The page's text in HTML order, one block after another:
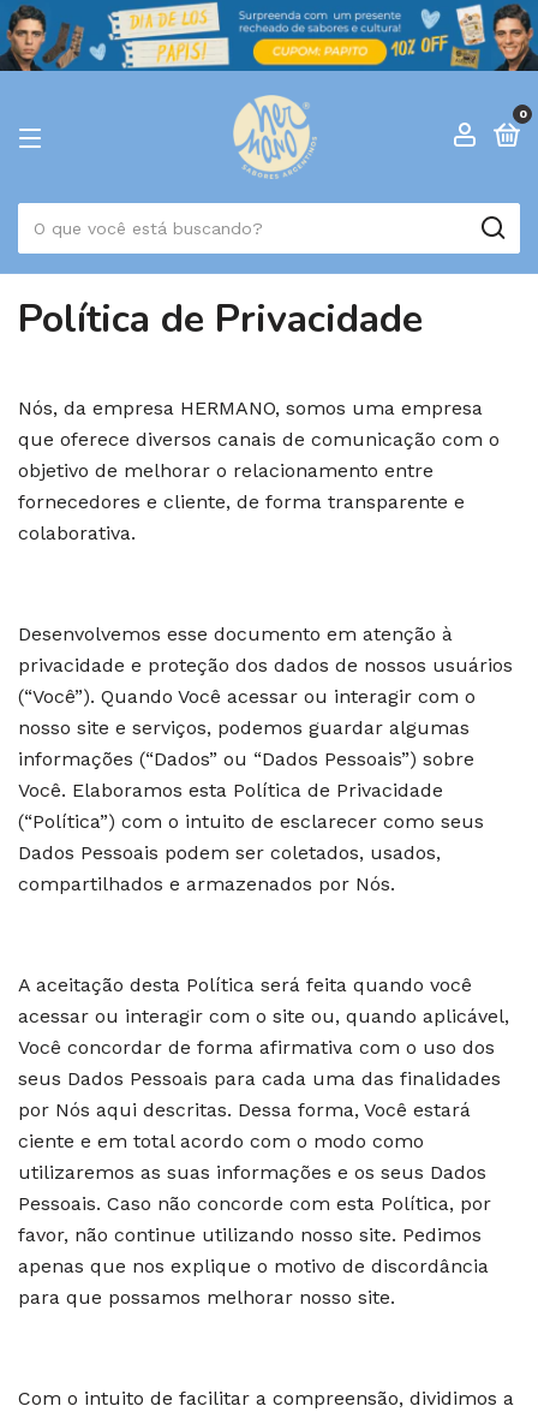
0
Política de Privacidade
Nós, da empresa HERMANO, somos uma empresa
que oferece diversos canais de comunicação com o
objetivo de melhorar o relacionamento entre
fornecedores e cliente, de forma transparente e
colaborativa.
Desenvolvemos esse documento em atenção à
privacidade e proteção dos dados de nossos usuários
(“Você”). Quando Você acessar ou interagir com o
nosso site e serviços, podemos guardar algumas
informações (“Dados” ou “Dados Pessoais”) sobre
Você. Elaboramos esta Política de Privacidade
(“Política”) com o intuito de esclarecer como seus
Dados Pessoais podem ser coletados, usados,
compartilhados e armazenados por Nós.
A aceitação desta Política será feita quando você
acessar ou interagir com o site ou, quando aplicável,
Você concordar de forma afirmativa com o uso dos
seus Dados Pessoais para cada uma das finalidades
por Nós aqui descritas. Dessa forma, Você estará
ciente e em total acordo com o modo como
utilizaremos as suas informações e os seus Dados
Pessoais. Caso não concorde com esta Política, por
favor, não continue utilizando nosso site. Pedimos
apenas que nos explique o motivo de discordância
para que possamos melhorar nosso site.
Com o intuito de facilitar a compreensão, dividimos a